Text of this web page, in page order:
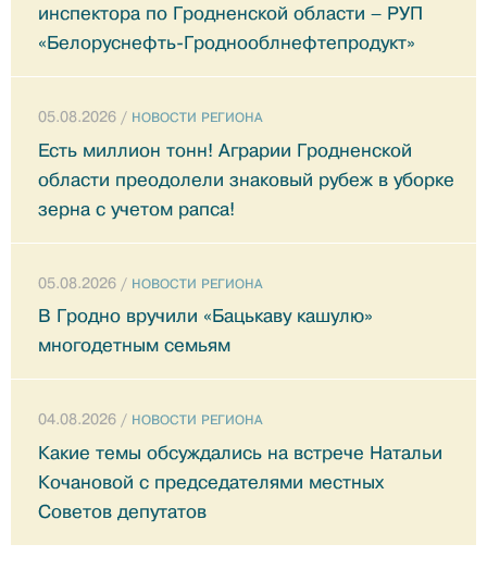
инспектора по Гродненской области – РУП
«Белоруснефть-Гроднооблнефтепродукт»
05.08.2026 / НОВОСТИ РЕГИОНА
Есть миллион тонн! Аграрии Гродненской
области преодолели знаковый рубеж в уборке
зерна с учетом рапса!
05.08.2026 / НОВОСТИ РЕГИОНА
В Гродно вручили «Бацькаву кашулю»
многодетным семьям
04.08.2026 / НОВОСТИ РЕГИОНА
Какие темы обсуждались на встрече Натальи
Кочановой с председателями местных
Советов депутатов